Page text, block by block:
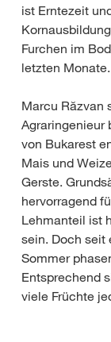
ist Erntezeit
Furchen im
letzten Monate.
Marcu Răzvan
Agraringenieur
von Bukarest
Mais und
Gerste.
hervorragend
Lehmanteil ist
sein. Doch seit
Sommer
Entsprechend
viele Früchte